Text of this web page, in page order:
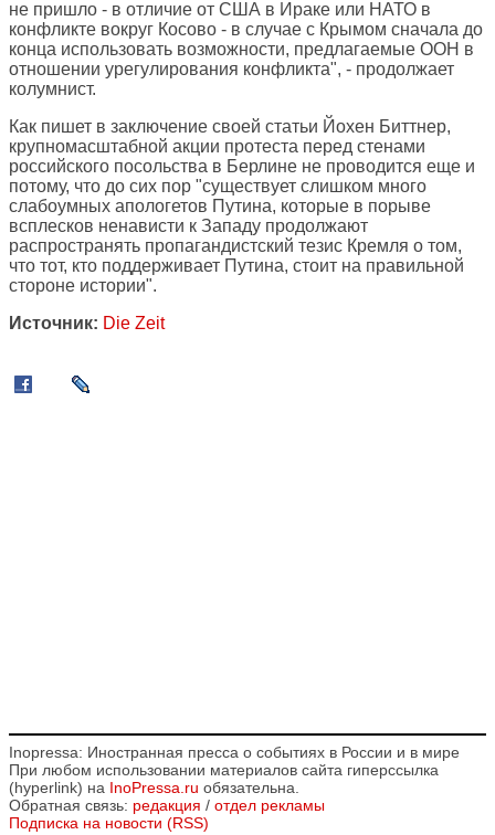
не пришло - в отличие от США в Ираке или НАТО в
конфликте вокруг Косово - в случае с Крымом сначала до
конца использовать возможности, предлагаемые ООН в
отношении урегулирования конфликта", - продолжает
колумнист.
Как пишет в заключение своей статьи Йохен Биттнер,
крупномасштабной акции протеста перед стенами
российского посольства в Берлине не проводится еще и
потому, что до сих пор "существует слишком много
слабоумных апологетов Путина, которые в порыве
всплесков ненависти к Западу продолжают
распространять пропагандистский тезис Кремля о том,
что тот, кто поддерживает Путина, стоит на правильной
стороне истории".
Источник: Die Zeit
Inopressa: Иностранная пресса о событиях в России и в мире
При любом использовании материалов сайта гиперссылка
(hyperlink) на InoPressa.ru обязательна.
Обратная связь: редакция / отдел рекламы
Подписка на новости (RSS)